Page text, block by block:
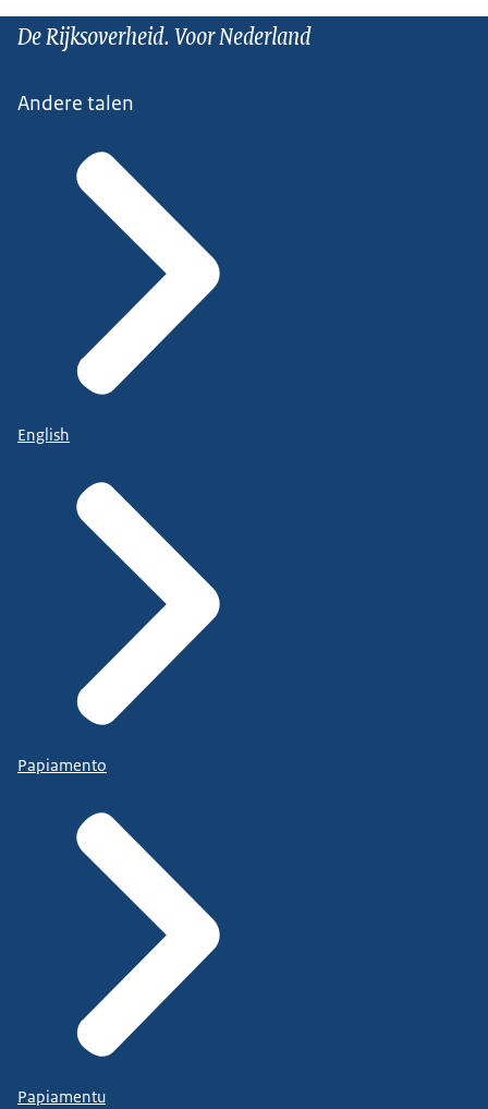
De Rijksoverheid. Voor Nederland
Andere talen
English
Papiamento
Papiamentu